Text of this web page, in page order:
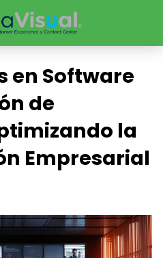
en Software
de
la
Empresarial